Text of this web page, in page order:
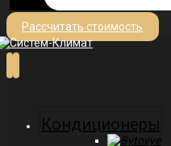
Рассчитать стоимость
Кондиционеры